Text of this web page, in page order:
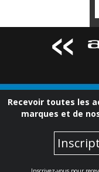
Recevoir toutes les
marques et de